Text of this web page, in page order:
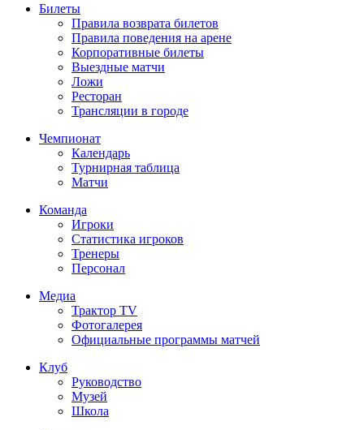
Билеты
Правила возврата билетов
Правила поведения на арене
Корпоративные билеты
Выездные матчи
Ложи
Ресторан
Трансляции в городе
Чемпионат
Календарь
Турнирная таблица
Матчи
Команда
Игроки
Статистика игроков
Тренеры
Персонал
Медиа
Трактор TV
Фотогалерея
Официальные программы матчей
Клуб
Руководство
Музей
Школа